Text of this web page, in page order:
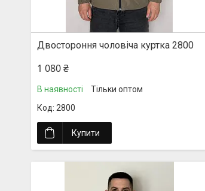
Двостороння чоловіча куртка 2800
1 080 ₴
В наявності
Тільки оптом
2800
Купити